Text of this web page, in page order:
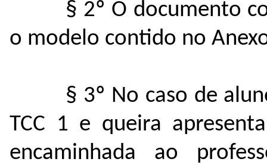
§ 2º O documento
o modelo contido no
§ 3º No caso de
TCC 1 e queira
encaminhada ao